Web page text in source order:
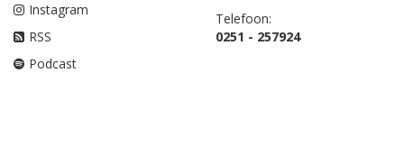
Instagram
RSS
Podcast
Telefoon:
0251 - 257924